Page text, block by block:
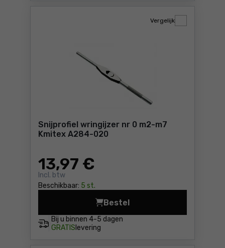
Snijprofiel wringijzer nr 0 m2-m7
Kmitex A284-020
13,97 €
Incl. btw
Beschikbaar: 5 st.
Vergelijk
Bij u binnen 4-5 dagen
GRATIS levering
Bestel